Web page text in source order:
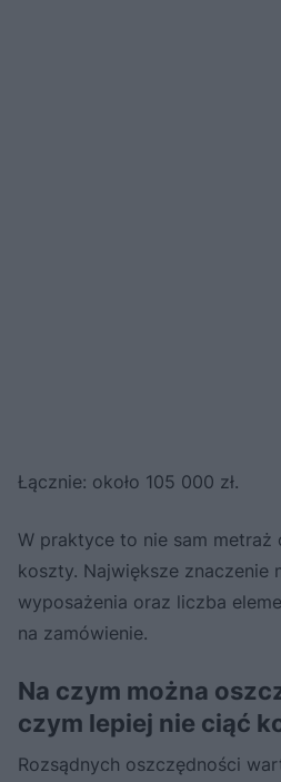
Łącznie: około 105 000 zł.
W praktyce to nie sam
koszty. Największe znaczenie
wyposażenia oraz liczba
na zamówienie.
Na czym można
czym lepiej nie ciąć
Rozsądnych oszczędności